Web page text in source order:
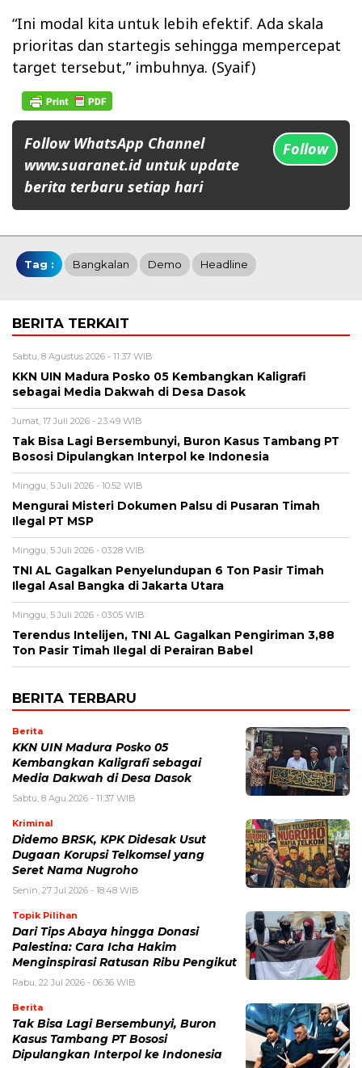
“Ini modal kita untuk lebih efektif. Ada skala
prioritas dan startegis sehingga mempercepat
target tersebut,” imbuhnya. (Syaif)
Follow WhatsApp Channel
www.suaranet.id untuk update
berita terbaru setiap hari
Follow
Tag : Bangkalan Demo Headline
BERITA TERKAIT
Sabtu, 8 Agustus 2026 - 11:37 WIB
KKN UIN Madura Posko 05 Kembangkan Kaligrafi
sebagai Media Dakwah di Desa Dasok
Jumat, 17 Juli 2026 - 23:49 WIB
Tak Bisa Lagi Bersembunyi, Buron Kasus Tambang PT
Bososi Dipulangkan Interpol ke Indonesia
Minggu, 5 Juli 2026 - 10:52 WIB
Mengurai Misteri Dokumen Palsu di Pusaran Timah
Ilegal PT MSP
Minggu, 5 Juli 2026 - 03:28 WIB
TNI AL Gagalkan Penyelundupan 6 Ton Pasir Timah
Ilegal Asal Bangka di Jakarta Utara
Minggu, 5 Juli 2026 - 03:05 WIB
Terendus Intelijen, TNI AL Gagalkan Pengiriman 3,88
Ton Pasir Timah Ilegal di Perairan Babel
BERITA TERBARU
Berita
KKN UIN Madura Posko 05
Kembangkan Kaligrafi sebagai
Media Dakwah di Desa Dasok
Sabtu, 8 Agu 2026 - 11:37 WIB
Kriminal
Didemo BRSK, KPK Didesak Usut
Dugaan Korupsi Telkomsel yang
Seret Nama Nugroho
Senin, 27 Jul 2026 - 18:48 WIB
Topik Pilihan
Dari Tips Abaya hingga Donasi
Palestina: Cara Icha Hakim
Menginspirasi Ratusan Ribu Pengikut
Rabu, 22 Jul 2026 - 06:36 WIB
Berita
Tak Bisa Lagi Bersembunyi, Buron
Kasus Tambang PT Bososi
Dipulangkan Interpol ke Indonesia